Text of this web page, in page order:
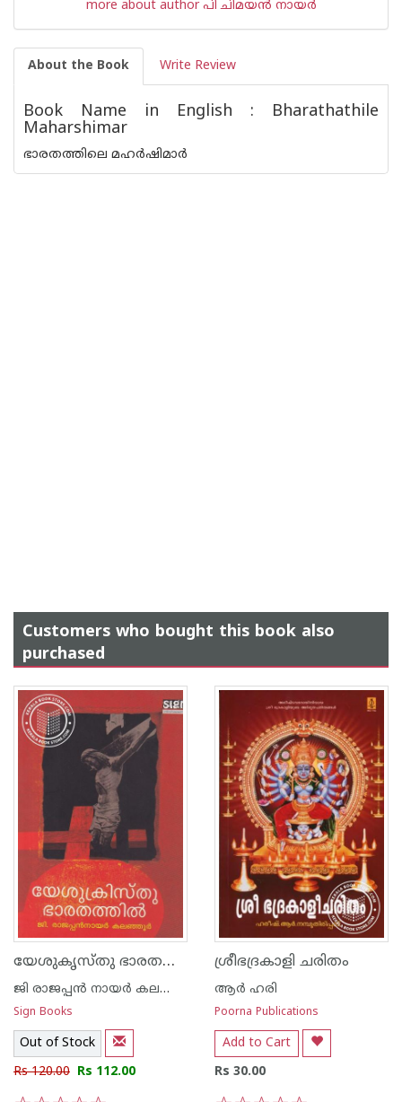
more about author പി ചിമയന്‍ നായര്‍
About the Book Write Review
Book Name in English : Bharathathile
Maharshimar
ഭാരതത്തിലെ മഹര്‍ഷിമാര്‍
Customers who bought this book also
purchased
യേശുകൃസ്തു ഭാരതത്തില്‍
ജി രാജപ്പന്‍‌ നായര്‍‌ കലഞ്ഞൂര്‍‌
Sign Books
Out of Stock
Rs 120.00 Rs 112.00
ശ്രീഭദ്രകാളി ചരിതം
ആര്‍ ഹരി
Poorna Publications
Add to Cart
Rs 30.00